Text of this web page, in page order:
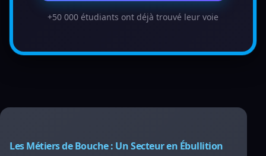
+50 000 étudiants ont déjà trouvé leur voie
Les Métiers de Bouche : Un Secteur en Ébullition